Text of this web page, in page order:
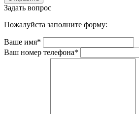
Задать вопрос
Пожалуйста заполните форму:
Ваше имя*
Ваш номер телефона*